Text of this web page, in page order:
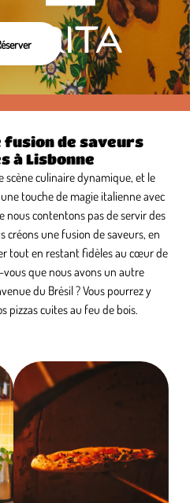
fusion de saveurs
à Lisbonne
scène culinaire dynamique, et le
touche de magie italienne avec
nous contentons pas de servir des
créons une fusion de saveurs, en
tout en restant fidèles au cœur de
vous que nous avons un autre
du Brésil ? Vous pourrez y
pizzas cuites au feu de bois.